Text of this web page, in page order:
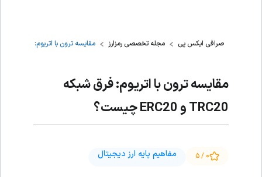
صرافی ایکس پی مجله تخصصی رمزارز مقایسه ترون با اتریوم: فرق شبکه TRC20 و ERC20 چیست؟
مقایسه ترون با اتریوم: فرق شبکه
TRC20 و ERC20 چیست؟
۰ / ۵ مفاهیم پایه ارز دیجیتال